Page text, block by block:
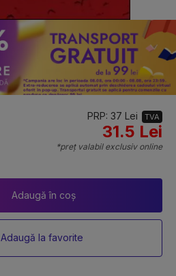
PRP: 37 Lei TVA
31.5 Lei
*preț valabil exclusiv online
Adaugă în coș
Adaugă la favorite